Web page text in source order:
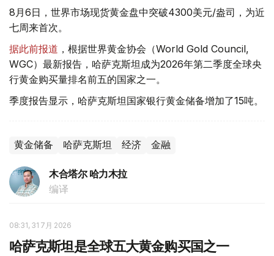
8月6日，世界市场现货黄金盘中突破4300美元/盎司，为近
七周来首次。
据此前报道 ，根据世界黄金协会（World Gold Council,
WGC）最新报告，哈萨克斯坦成为2026年第二季度全球央
行黄金购买量排名前五的国家之一。
季度报告显示，哈萨克斯坦国家银行黄金储备增加了15吨。
黄金储备 哈萨克斯坦 经济 金融
木合塔尔 哈力木拉
编译
08:31, 31 7月 2026
哈萨克斯坦是全球五大黄金购买国之一